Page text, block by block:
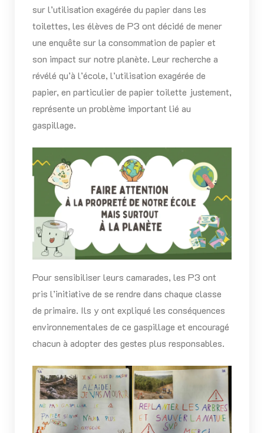
sur l’utilisation exagérée du papier dans les
toilettes, les élèves de P3 ont décidé de mener
une enquête sur la consommation de papier et
son impact sur notre planète. Leur recherche a
révélé qu’à l’école, l’utilisation exagérée de
papier, en particulier de papier toilette justement,
représente un problème important lié au
gaspillage.
Pour sensibiliser leurs camarades, les P3 ont
pris l’initiative de se rendre dans chaque classe
de primaire. Ils y ont expliqué les conséquences
environnementales de ce gaspillage et encouragé
chacun à adopter des gestes plus responsables.